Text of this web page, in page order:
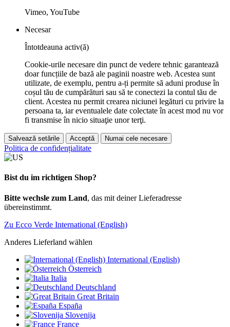
Vimeo, YouTube
Necesar
Întotdeauna activ(ă)
Cookie-urile necesare din punct de vedere tehnic garantează
doar funcțiile de bază ale paginii noastre web. Acestea sunt
utilizate, de exemplu, pentru a-ți permite să aduni produse în
coșul tău de cumpărături sau să te conectezi la contul tău de
client. Acestea nu permit crearea niciunei legături cu privire la
persoana ta, iar eventualele date colectate în acest mod nu vor
fi transmise în nicio situaţie unor terţi.
Salvează setările Acceptă Numai cele necesare
Politica de confidențialitate
Bist du im richtigen Shop?
Bitte wechsle zum Land, das mit deiner Lieferadresse
übereinstimmt.
Zu Ecco Verde International (English)
Anderes Lieferland wählen
International (English)
Österreich
Italia
Deutschland
Great Britain
España
Slovenija
France